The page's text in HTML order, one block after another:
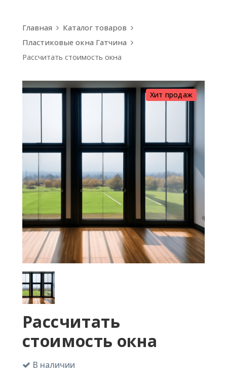
Главная
Каталог товаров
Пластиковые окна Гатчина
Рассчитать стоимость окна
Хит продаж
Рассчитать
стоимость окна
В наличии